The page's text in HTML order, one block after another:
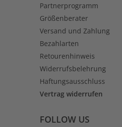
Partnerprogramm
Größenberater
Versand und Zahlung
Bezahlarten
Retourenhinweis
Widerrufsbelehrung
Haftungsausschluss
Vertrag widerrufen
FOLLOW US